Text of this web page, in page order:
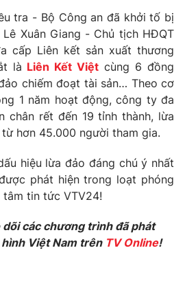
lai
tra - Bộ Công an đã khởi tố bị
Xuân Giang - Chủ tịch HĐQT
cấp Liên kết sản xuất thương
là Liên Kết Việt cùng 6 đồng
chiếm đoạt tài sản… Theo cơ
1 năm hoạt động, công ty đa
chân rết đến 19 tỉnh thành, lừa
hơn 45.000 người tham gia.
hiệu lừa đảo đáng chú ý nhất
phát hiện trong loạt phóng
tâm tin tức VTV24!
các chương trình đã phát
Việt Nam trên TV Online!